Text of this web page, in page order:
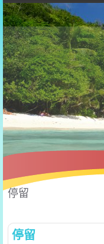
停留
停留